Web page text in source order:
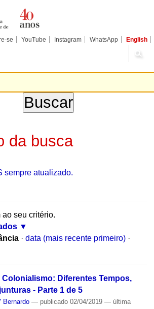
se YouTube Instagram WhatsApp English
da busca
sempre atualizado.
seu critério.
· data (mais recente primeiro) ·
Diferentes Tempos,
- Parte 1 de 5
Bernardo — publicado02/04/2019 — última